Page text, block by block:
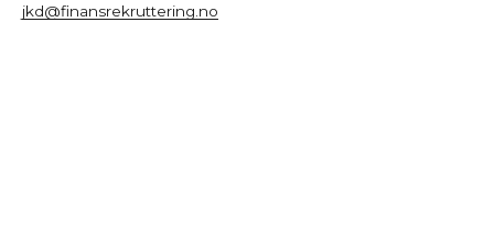
jkd@finansrekruttering.no